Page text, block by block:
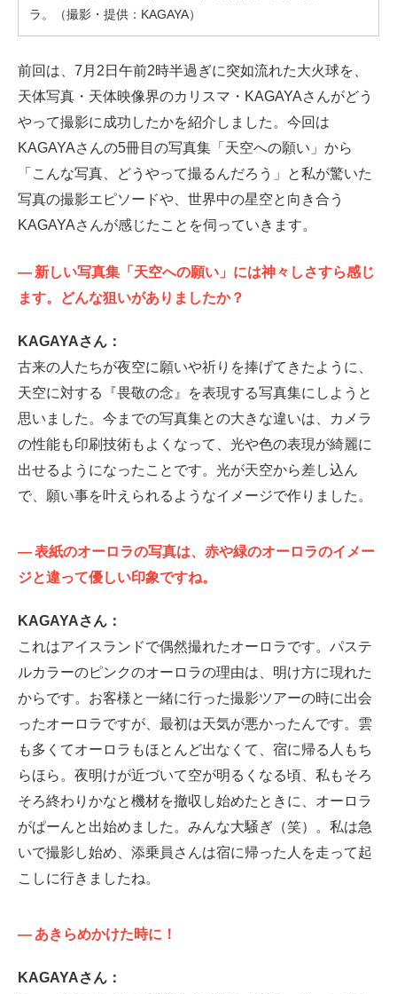
ラ。（撮影・提供：KAGAYA）
前回は、7月2日午前2時半過ぎに突如流れた大火球を、
天体写真・天体映像界のカリスマ・KAGAYAさんがどう
やって撮影に成功したかを紹介しました。今回は
KAGAYAさんの5冊目の写真集「天空への願い」から
「こんな写真、どうやって撮るんだろう」と私が驚いた
写真の撮影エピソードや、世界中の星空と向き合う
KAGAYAさんが感じたことを伺っていきます。
— 新しい写真集「天空への願い」には神々しさすら感じ
ます。どんな狙いがありましたか？
KAGAYAさん：
古来の人たちが夜空に願いや祈りを捧げてきたように、
天空に対する『畏敬の念』を表現する写真集にしようと
思いました。今までの写真集との大きな違いは、カメラ
の性能も印刷技術もよくなって、光や色の表現が綺麗に
出せるようになったことです。光が天空から差し込ん
で、願い事を叶えられるようなイメージで作りました。
—表紙のオーロラの写真は、赤や緑のオーロラのイメー
ジと違って優しい印象ですね。
KAGAYAさん：
これはアイスランドで偶然撮れたオーロラです。パステ
ルカラーのピンクのオーロラの理由は、明け方に現れた
からです。お客様と一緒に行った撮影ツアーの時に出会
ったオーロラですが、最初は天気が悪かったんです。雲
も多くてオーロラもほとんど出なくて、宿に帰る人もち
らほら。夜明けが近づいて空が明るくなる頃、私もそろ
そろ終わりかなと機材を撤収し始めたときに、オーロラ
がぱーんと出始めました。みんな大騒ぎ（笑）。私は急
いで撮影し始め、添乗員さんは宿に帰った人を走って起
こしに行きましたね。
— あきらめかけた時に！
KAGAYAさん：